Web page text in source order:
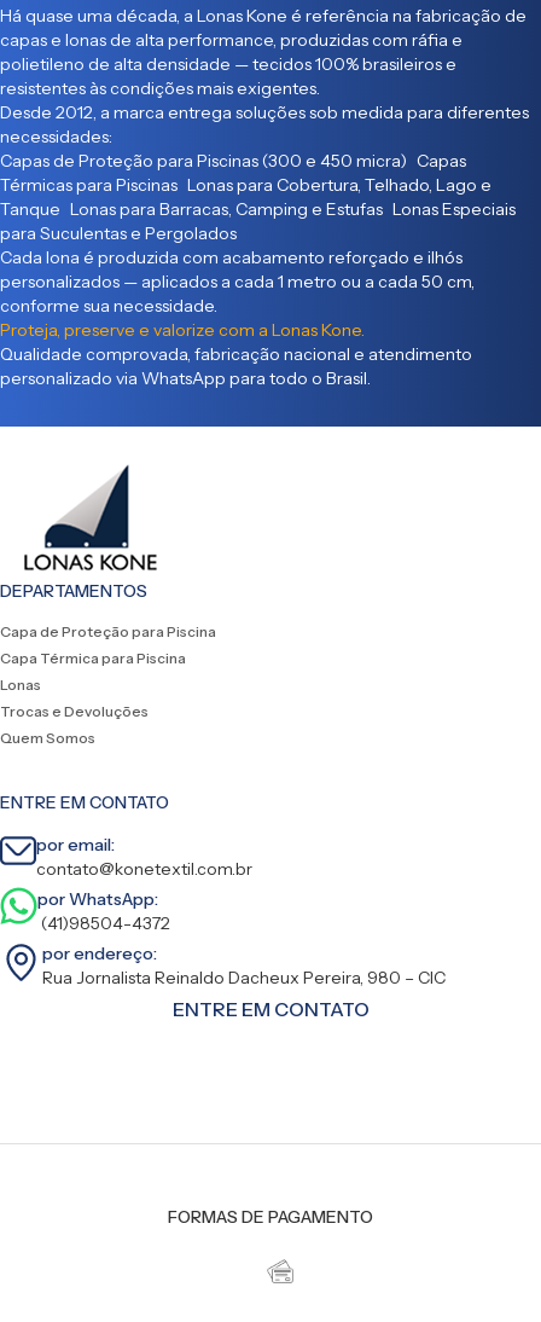
Há quase uma década, a Lonas Kone é referência na fabricação de
capas e lonas de alta performance, produzidas com ráfia e
polietileno de alta densidade — tecidos 100% brasileiros e
resistentes às condições mais exigentes.
Desde 2012, a marca entrega soluções sob medida para diferentes
necessidades:
Capas de Proteção para Piscinas (300 e 450 micra) Capas
Térmicas para Piscinas Lonas para Cobertura, Telhado, Lago e
Tanque Lonas para Barracas, Camping e Estufas Lonas Especiais
para Suculentas e Pergolados
Cada lona é produzida com acabamento reforçado e ilhós
personalizados — aplicados a cada 1 metro ou a cada 50 cm,
conforme sua necessidade.
Proteja, preserve e valorize com a Lonas Kone.
Qualidade comprovada, fabricação nacional e atendimento
personalizado via WhatsApp para todo o Brasil.
DEPARTAMENTOS
Capa de Proteção para Piscina
Capa Térmica para Piscina
Lonas
Trocas e Devoluções
Quem Somos
ENTRE EM CONTATO
por email:
contato@konetextil.com.br
por WhatsApp:
(41)98504-4372
por endereço:
Rua Jornalista Reinaldo Dacheux Pereira, 980 – CIC
ENTRE EM CONTATO
FORMAS DE PAGAMENTO